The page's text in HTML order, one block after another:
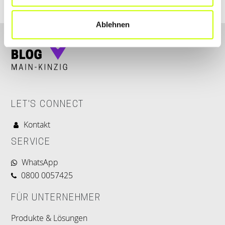
Ablehnen
LET'S CONNECT
Kontakt
SERVICE
WhatsApp
0800 0057425
FÜR UNTERNEHMER
Produkte & Lösungen